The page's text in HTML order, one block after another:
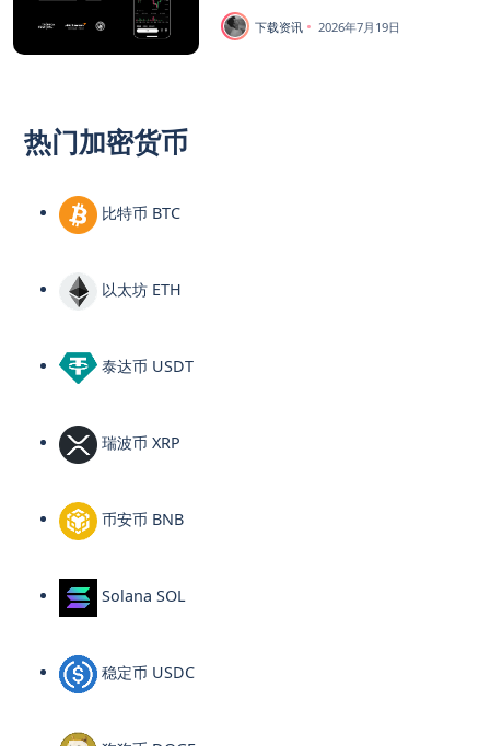
下载资讯 2026年7月19日
热门加密货币
比特币 BTC
以太坊 ETH
泰达币 USDT
瑞波币 XRP
币安币 BNB
Solana SOL
稳定币 USDC